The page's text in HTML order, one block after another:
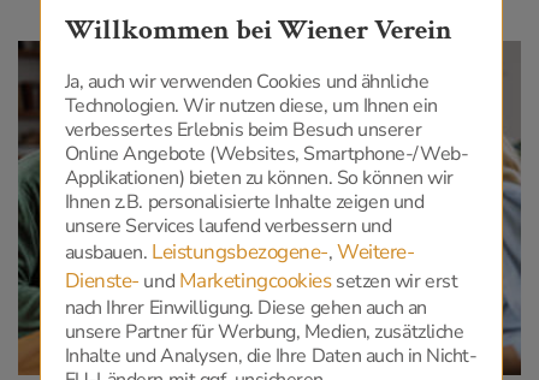
Willkommen bei Wiener Verein
Ja, auch wir verwenden Cookies und ähnliche
Technologien. Wir nutzen diese, um Ihnen ein
verbessertes Erlebnis beim Besuch unserer
Online Angebote (Websites, Smartphone-/Web-
Applikationen) bieten zu können. So können wir
Ihnen z.B. personalisierte Inhalte zeigen und
unsere Services laufend verbessern und
ausbauen. Leistungsbezogene-,Weitere-
Dienste- und Marketingcookiessetzen wir erst
nach Ihrer Einwilligung. Diese gehen auch an
unsere Partner für Werbung, Medien, zusätzliche
Inhalte und Analysen, die Ihre Daten auch in Nicht-